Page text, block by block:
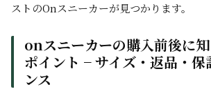
ストのOnスニーカーが見つかります。
onスニーカーの購入前後に
ポイント − サイズ・返品・保
ンス